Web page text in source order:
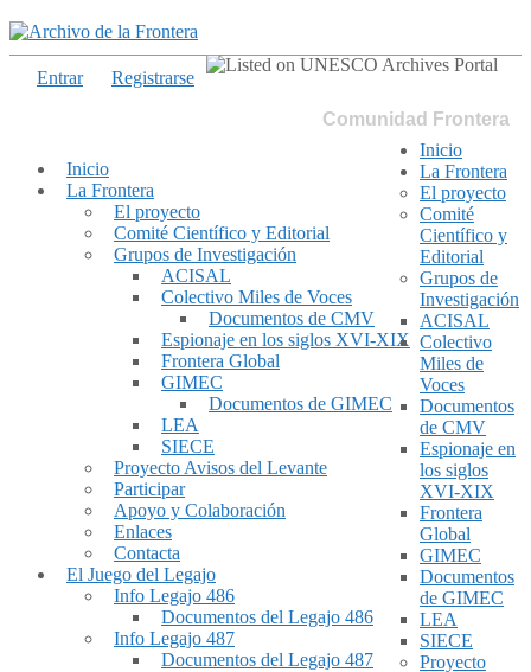
Comunidad Frontera
Inicio
La Frontera
El proyecto
Comité Científico y Editorial
Grupos de Investigación
ACISAL
Colectivo Miles de Voces
Documentos de CMV
Espionaje en los siglos XVI-XIX
Frontera Global
GIMEC
Documentos de GIMEC
LEA
SIECE
Proyecto Avisos del Levante
Participar
Apoyo y Colaboración
Enlaces
Contacta
El Juego del Legajo
Info Legajo 486
Documentos del Legajo 486
Info Legajo 487
Documentos del Legajo 487
Entrar Registrarse
Inicio
La Frontera
El proyecto
Comité
Científico y
Editorial
Grupos de
Investigación
ACISAL
Colectivo
Miles de
Voces
Documentos
de CMV
Espionaje en
los siglos
XVI-XIX
Frontera
Global
GIMEC
Documentos
de GIMEC
LEA
SIECE
Proyecto